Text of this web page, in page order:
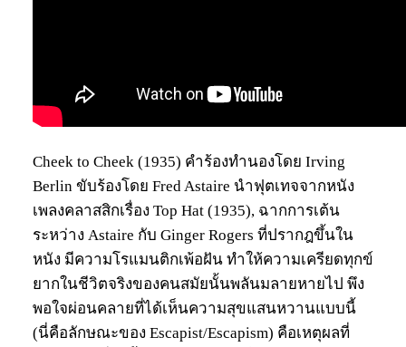
Cheek to Cheek (1935) คำร้องทำนองโดย Irving
Berlin ขับร้องโดย Fred Astaire นำฟุตเทจจากหนัง
เพลงคลาสสิกเรื่อง Top Hat (1935), ฉากการเต้น
ระหว่าง Astaire กับ Ginger Rogers ที่ปรากฎขึ้นใน
หนัง มีความโรแมนติกเพ้อฝัน ทำให้ความเครียดทุกข์
ยากในชีวิตจริงของคนสมัยนั้นพลันมลายหายไป พึง
พอใจผ่อนคลายที่ได้เห็นความสุขแสนหวานแบบนี้
(นี่คือลักษณะของ Escapist/Escapism) คือเหตุผลที่